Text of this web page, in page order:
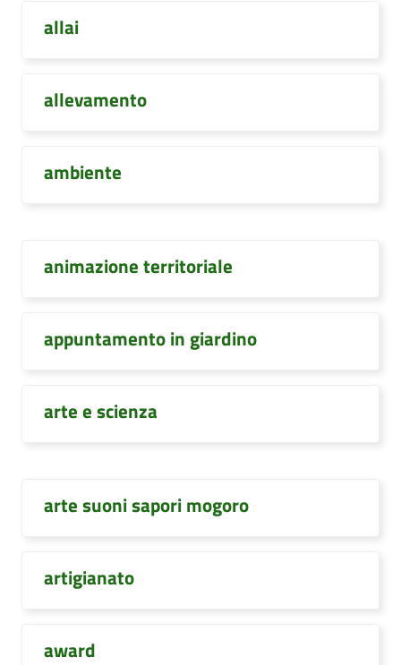
allai
allevamento
ambiente
animazione territoriale
appuntamento in giardino
arte e scienza
arte suoni sapori mogoro
artigianato
award